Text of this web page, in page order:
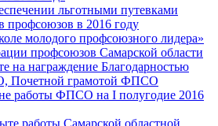
льготными путевками
профсоюзов в 2016 году
молодого профсоюзного лидера»
профсоюзов Самарской области
на награждение Благодарностью
Почетной грамотой ФПСО
работы ФПСО на I полугодие 2016
работы Самарской областной